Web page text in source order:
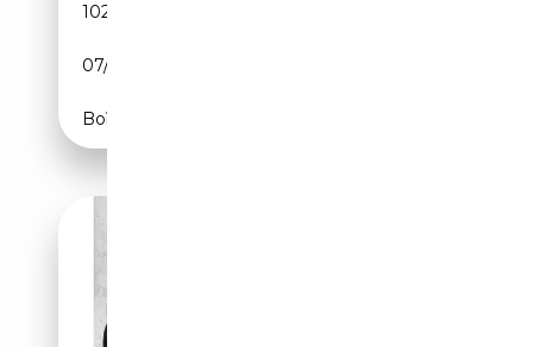
102 101 km
07/2022
Boîte automatique